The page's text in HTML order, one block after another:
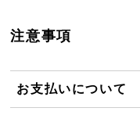
注意事項
お支払いについて